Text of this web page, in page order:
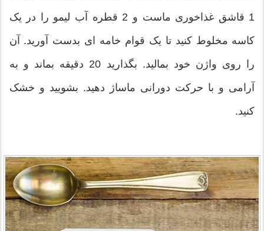
1 قاشق غذاخوری ماست و 2 قطره آب لیمو را در یک
کاسه مخلوط کنید تا یک قوام خامه ای بدست آورید. آن
را روی واژن خود بمالید. بگذارید 20 دقیقه بماند و به
آرامی و با حرکت دورانی ماساژ دهید. بشویید و خشک
کنید.